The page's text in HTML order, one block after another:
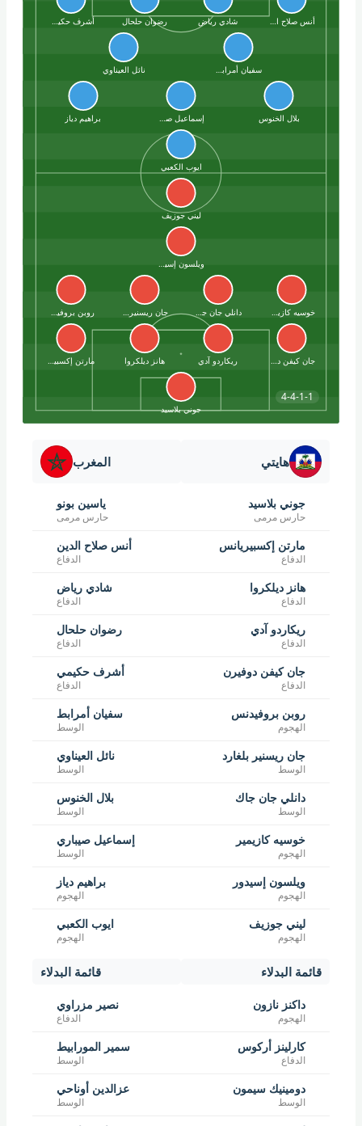
أنس صلاح الدين شادي رياض رضوان حلحال أشرف حكيمي
سفيان أمرابط نائل العيناوي
بلال الخنوس إسماعيل صيباري براهيم دياز
ايوب الكعبي
4-4-1-1
ليني جوزيف
ويلسون إسيدور
خوسيه كازيمير دانلي جان جاك جان ريسنير بلغارد روبن بروفيدنس
جان كيفن دوفيرن ريكاردو آدي هانز ديلكروا مارتن إكسبيريانس
جوني بلاسيد
المغرب
ياسين بونو
حارس مرمى
أنس صلاح الدين
الدفاع
شادي رياض
الدفاع
رضوان حلحال
الدفاع
أشرف حكيمي
الدفاع
سفيان أمرابط
الوسط
نائل العيناوي
الوسط
بلال الخنوس
الوسط
إسماعيل صيباري
الوسط
براهيم دياز
الهجوم
ايوب الكعبي
الهجوم
قائمة البدلاء
نصير مزراوي
الدفاع
سمير المورابيط
الوسط
عزالدين أوناحي
الوسط
هايتي
جوني بلاسيد
حارس مرمى
مارتن إكسبيريانس
الدفاع
هانز ديلكروا
الدفاع
ريكاردو آدي
الدفاع
جان كيفن دوفيرن
الدفاع
روبن بروفيدنس
الهجوم
جان ريسنير بلغارد
الوسط
دانلي جان جاك
الوسط
خوسيه كازيمير
الهجوم
ويلسون إسيدور
الهجوم
ليني جوزيف
الهجوم
قائمة البدلاء
داكنز نازون
الهجوم
كارلينز أركوس
الدفاع
دومينيك سيمون
الوسط